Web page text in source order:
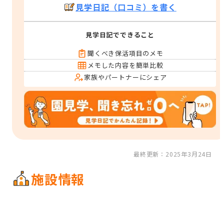
見学日記（口コミ）を書く
見学日記でできること
聞くべき保活項目のメモ
メモした内容を簡単比較
家族やパートナーにシェア
最終更新：2025年3月24日
施設情報